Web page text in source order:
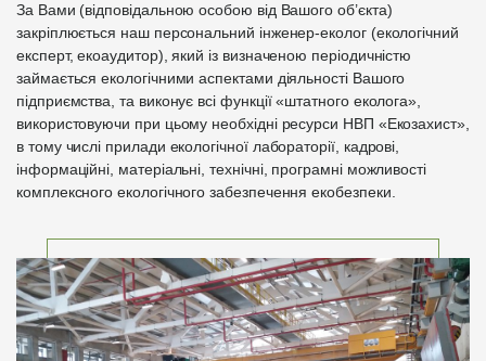
За Вами (відповідальною особою від Вашого об’єкта)
закріплюється наш персональний інженер-еколог (екологічний
експерт, екоаудитор), який із визначеною періодичністю
займається екологічними аспектами діяльності Вашого
підприємства, та виконує всі функції «штатного еколога»,
використовуючи при цьому необхідні ресурси НВП «Екозахист»,
в тому числі прилади екологічної лабораторії, кадрові,
інформаційні, матеріальні, технічні, програмні можливості
комплексного екологічного забезпечення екобезпеки.